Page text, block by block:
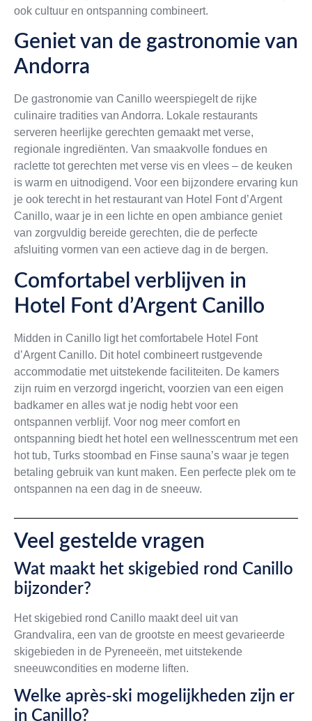
ook cultuur en ontspanning combineert.
Geniet van de gastronomie van
Andorra
De gastronomie van Canillo weerspiegelt de rijke
culinaire tradities van Andorra. Lokale restaurants
serveren heerlijke gerechten gemaakt met verse,
regionale ingrediënten. Van smaakvolle fondues en
raclette tot gerechten met verse vis en vlees – de keuken
is warm en uitnodigend. Voor een bijzondere ervaring kun
je ook terecht in het restaurant van Hotel Font d’Argent
Canillo, waar je in een lichte en open ambiance geniet
van zorgvuldig bereide gerechten, die de perfecte
afsluiting vormen van een actieve dag in de bergen.
Comfortabel verblijven in
Hotel Font d’Argent Canillo
Midden in Canillo ligt het comfortabele Hotel Font
d’Argent Canillo. Dit hotel combineert rustgevende
accommodatie met uitstekende faciliteiten. De kamers
zijn ruim en verzorgd ingericht, voorzien van een eigen
badkamer en alles wat je nodig hebt voor een
ontspannen verblijf. Voor nog meer comfort en
ontspanning biedt het hotel een wellnesscentrum met een
hot tub, Turks stoombad en Finse sauna’s waar je tegen
betaling gebruik van kunt maken. Een perfecte plek om te
ontspannen na een dag in de sneeuw.
Veel gestelde vragen
Wat maakt het skigebied rond Canillo
bijzonder?
Het skigebied rond Canillo maakt deel uit van
Grandvalira, een van de grootste en meest gevarieerde
skigebieden in de Pyreneeën, met uitstekende
sneeuwcondities en moderne liften.
Welke après-ski mogelijkheden zijn er
in Canillo?